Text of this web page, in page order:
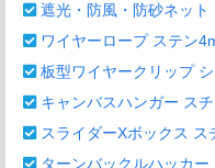
遮光・防風・防砂ネット
ワイヤーロープ ステン
板型ワイヤークリップ
キャンバスハンガー ス
スライダーXボックス ス
ターンバックルハッカ